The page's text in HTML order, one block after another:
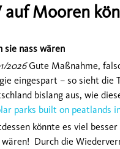
auf Mooren
sie nass wären
2026Gute Maßnahme,
eingespart – so sieht die
bislang aus, wie
parks built on peatlands
könnte es viel
wären! Durch die